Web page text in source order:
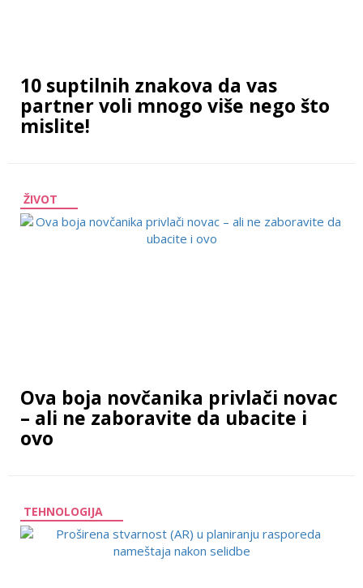
10 suptilnih znakova da vas
partner voli mnogo više nego što
mislite!
ŽIVOT
Ova boja novčanika privlači novac
– ali ne zaboravite da ubacite i
ovo
TEHNOLOGIJA